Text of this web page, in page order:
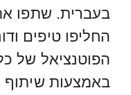
בעברית. שתפו
החליפו טיפים
הפוטנציאל של
באמצעות שיתוף